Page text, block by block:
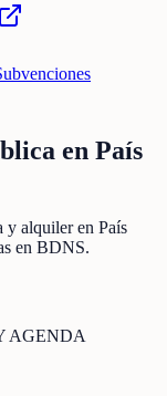
en País
y alquileren País
en BDNS.
AGENDA